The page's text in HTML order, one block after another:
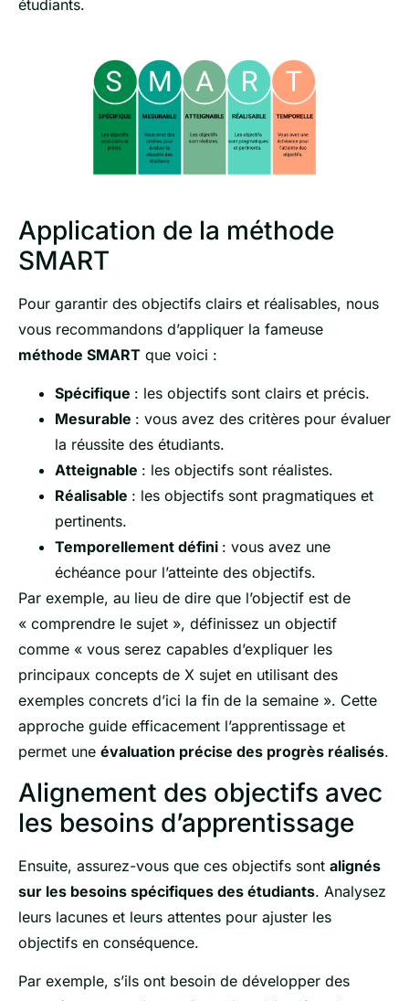
étudiants.
Application de la méthode
SMART
Pour garantir des objectifs clairs et réalisables, nous
vous recommandons d’appliquer la fameuse
méthode SMART que voici :
Spécifique : les objectifs sont clairs et précis.
Mesurable : vous avez des critères pour évaluer
la réussite des étudiants.
Atteignable : les objectifs sont réalistes.
Réalisable : les objectifs sont pragmatiques et
pertinents.
Temporellement défini : vous avez une
échéance pour l’atteinte des objectifs.
Par exemple, au lieu de dire que l’objectif est de
« comprendre le sujet », définissez un objectif
comme « vous serez capables d’expliquer les
principaux concepts de X sujet en utilisant des
exemples concrets d’ici la fin de la semaine ». Cette
approche guide efficacement l’apprentissage et
permet une évaluation précise des progrès réalisés.
Alignement des objectifs avec
les besoins d’apprentissage
Ensuite, assurez-vous que ces objectifs sont alignés
sur les besoins spécifiques des étudiants. Analysez
leurs lacunes et leurs attentes pour ajuster les
objectifs en conséquence.
Par exemple, s’ils ont besoin de développer des